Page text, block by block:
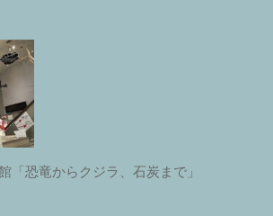
「恐竜からクジラ、石炭まで」